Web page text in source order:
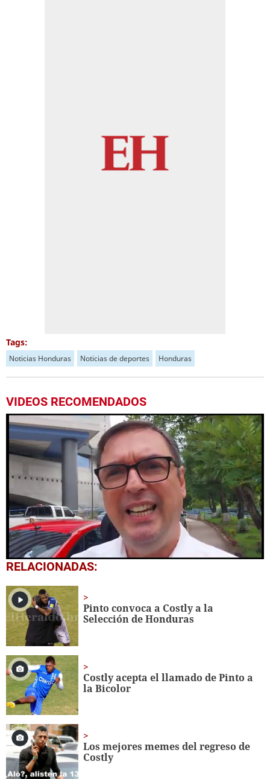
Tags:
Noticias Honduras Noticias de deportes Honduras
VIDEOS RECOMENDADOS
0
of
minutes,
1
second
RELACIONADAS:
Pinto convoca a Costly a la
Selección de Honduras
Costly acepta el llamado de Pinto a
la Bicolor
Los mejores memes del regreso de
Costly